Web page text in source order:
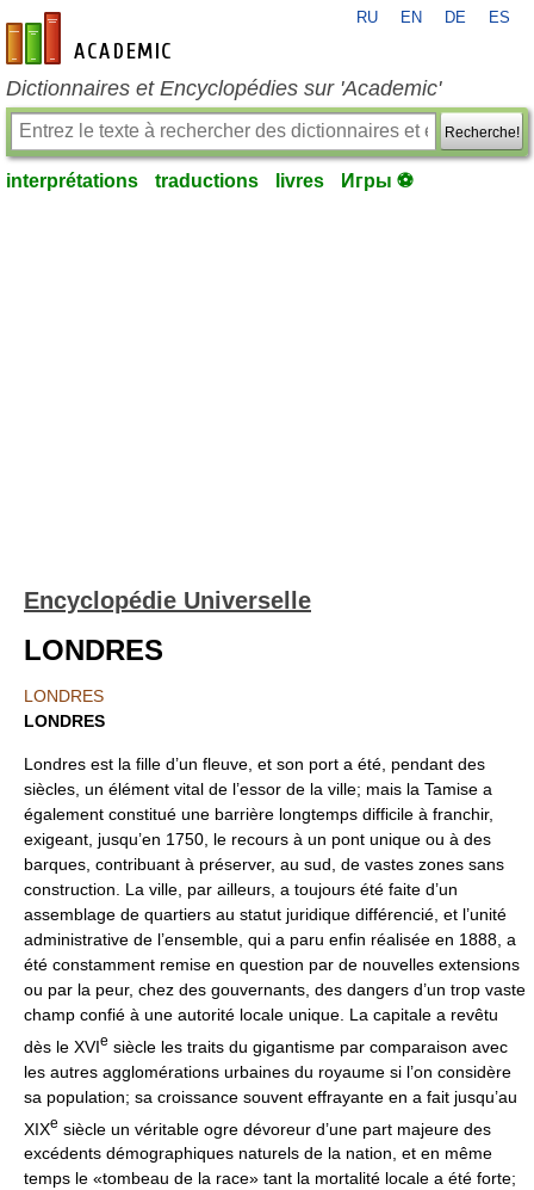
fr-academic.com
RU EN DE ES
Dictionnaires et Encyclopédies sur 'Academic'
Recherche!
interprétations traductions livres Игры ⚽
Encyclopédie Universelle
LONDRES
LONDRES
LONDRES
Londres est la fille d’un fleuve, et son port a été, pendant des
siècles, un élément vital de l’essor de la ville; mais la Tamise a
également constitué une barrière longtemps difficile à franchir,
exigeant, jusqu’en 1750, le recours à un pont unique ou à des
barques, contribuant à préserver, au sud, de vastes zones sans
construction. La ville, par ailleurs, a toujours été faite d’un
assemblage de quartiers au statut juridique différencié, et l’unité
administrative de l’ensemble, qui a paru enfin réalisée en 1888, a
été constamment remise en question par de nouvelles extensions
ou par la peur, chez des gouvernants, des dangers d’un trop vaste
champ confié à une autorité locale unique. La capitale a revêtu
dès le XVIe siècle les traits du gigantisme par comparaison avec
les autres agglomérations urbaines du royaume si l’on considère
sa population; sa croissance souvent effrayante en a fait jusqu’au
XIXe siècle un véritable ogre dévoreur d’une part majeure des
excédents démographiques naturels de la nation, et en même
temps le «tombeau de la race» tant la mortalité locale a été forte;